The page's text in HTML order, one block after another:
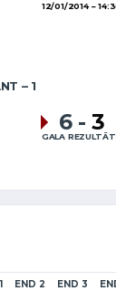
12/01/2014
– 1
6 - 3
GALA
END 2 END 3